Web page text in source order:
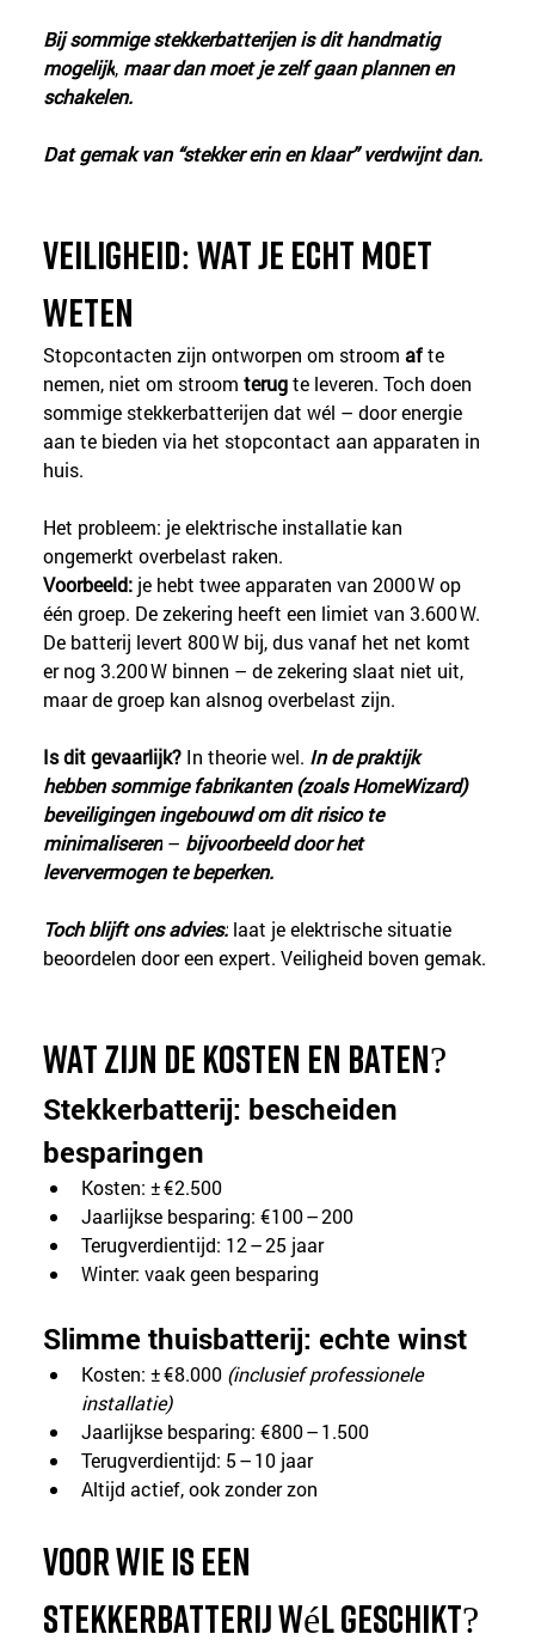
Bij sommige stekkerbatterijen is dit handmatig
mogelijk, maar dan moet je zelf gaan plannen en
schakelen.
Dat gemak van “stekker erin en klaar” verdwijnt dan.
Veiligheid: wat je echt moet
weten
Stopcontacten zijn ontworpen om stroom af te
nemen, niet om stroom terug te leveren. Toch doen
sommige stekkerbatterijen dat wél – door energie
aan te bieden via het stopcontact aan apparaten in
huis.
Het probleem: je elektrische installatie kan
ongemerkt overbelast raken.
Voorbeeld: je hebt twee apparaten van 2000 W op
één groep. De zekering heeft een limiet van 3.600 W.
De batterij levert 800 W bij, dus vanaf het net komt
er nog 3.200 W binnen – de zekering slaat niet uit,
maar de groep kan alsnog overbelast zijn.
Is dit gevaarlijk? In theorie wel. In de praktijk
hebben sommige fabrikanten (zoals HomeWizard)
beveiligingen ingebouwd om dit risico te
minimaliseren – bijvoorbeeld door het
leververmogen te beperken.
Toch blijft ons advies: laat je elektrische situatie
beoordelen door een expert. Veiligheid boven gemak.
Wat zijn de kosten en baten?
Stekkerbatterij: bescheiden
besparingen
Kosten: ± €2.500
Jaarlijkse besparing: €100 – 200
Terugverdientijd: 12 – 25 jaar
Winter: vaak geen besparing
Slimme thuisbatterij: echte winst
Kosten: ± €8.000 (inclusief professionele
installatie)
Jaarlijkse besparing: €800 – 1.500
Terugverdientijd: 5 – 10 jaar
Altijd actief, ook zonder zon
Voor wie is een
stekkerbatterij wél geschikt?